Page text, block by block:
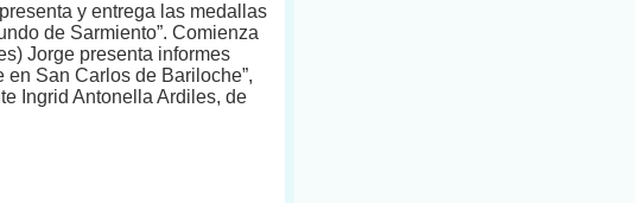
y entrega las medallas
de Sarmiento”. Comienza
Jorge presenta informes
en San Carlos de Bariloche”,
Ingrid Antonella Ardiles, de